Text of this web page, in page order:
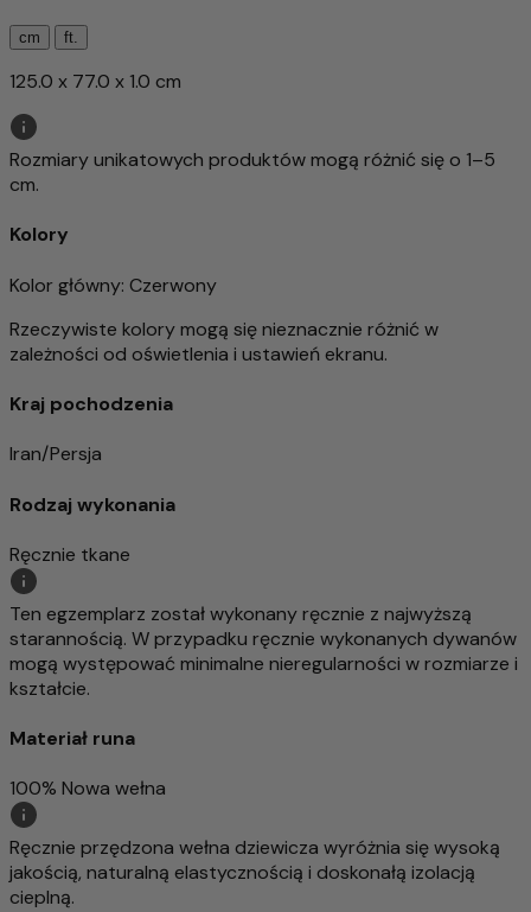
cm ft.
125.0 x 77.0 x 1.0 cm
Rozmiary unikatowych produktów mogą różnić się o 1–5
cm.
Kolory
Kolor główny: Czerwony
Rzeczywiste kolory mogą się nieznacznie różnić w
zależności od oświetlenia i ustawień ekranu.
Kraj pochodzenia
Iran/Persja
Rodzaj wykonania
Ręcznie tkane
Ten egzemplarz został wykonany ręcznie z najwyższą
starannością. W przypadku ręcznie wykonanych dywanów
mogą występować minimalne nieregularności w rozmiarze i
kształcie.
Materiał runa
100% Nowa wełna
Ręcznie przędzona wełna dziewicza wyróżnia się wysoką
jakością, naturalną elastycznością i doskonałą izolacją
cieplną.